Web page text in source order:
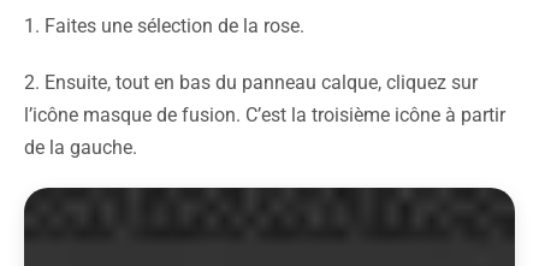
1. Faites une sélection de la rose.
2. Ensuite, tout en bas du panneau calque, cliquez sur
l’icône masque de fusion. C’est la troisième icône à partir
de la gauche.